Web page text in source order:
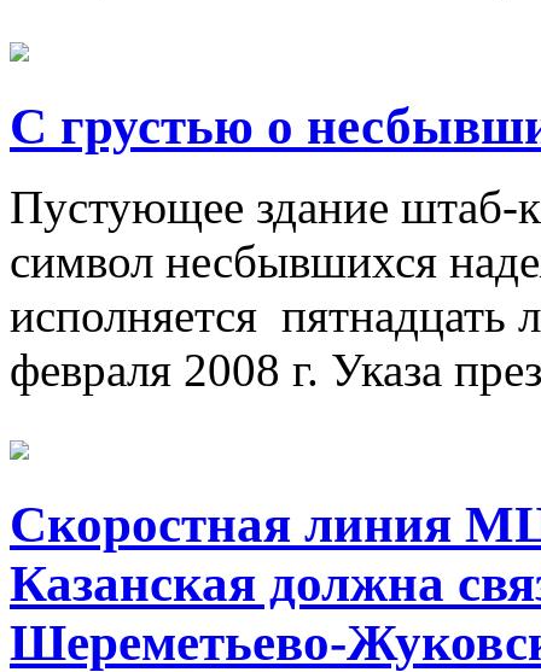
С грустью о
Пустующее здание
символ несбывшихся
исполняется пятнадцать
февраля 2008 г. Указа
Скоростная линия
Казанская должна
Шереметьево-